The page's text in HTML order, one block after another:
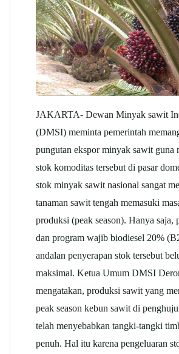
JAKARTA- Dewan Minyak sawit
(DMSI) meminta pemerintah
pungutan ekspor minyak sawit guna
stok komoditas tersebut di pasar
stok minyak sawit nasional sangat
tanaman sawit tengah memasuki
produksi (peak season). Hanya saja,
dan program wajib biodiesel 20%
andalan penyerapan stok tersebut
maksimal. Ketua Umum DMSI
mengatakan, produksi sawit yang
peak season kebun sawit di
telah menyebabkan tangki-tangki
penuh. Hal itu karena pengeluaran